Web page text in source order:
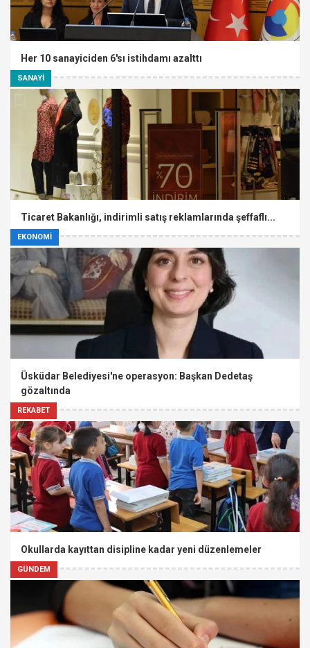
SANAYİ
Her 10 sanayiciden 6'sı istihdamı azalttı
EKONOMİ
Ticaret Bakanlığı, indirimli satış reklamlarında şeffaflı...
REKABET
Üsküdar Belediyesi'ne operasyon: Başkan Dedetaş
gözaltında
GÜNDEM
Okullarda kayıttan disipline kadar yeni düzenlemeler